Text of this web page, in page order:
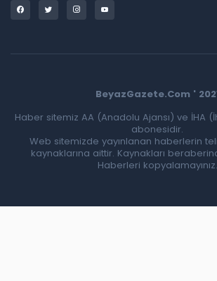
BeyazGazete.Com '
Haber sitemiz AA (Anadolu Ajansı) ve İHA
abonesidir.
Web sitemizde yayınlanan haberlerin
kaynaklarına aittir. Kaynakları
Haberleri kopyalamayınız.